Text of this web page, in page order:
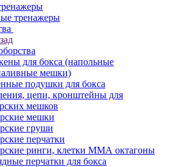
тренажеры
для бокса (напольные
мешки)
подушки для бокса
цепи, кронштейны для
мешков
мешки
груши
перчатки
ринги, клетки ММА октагоны
перчатки для бокса